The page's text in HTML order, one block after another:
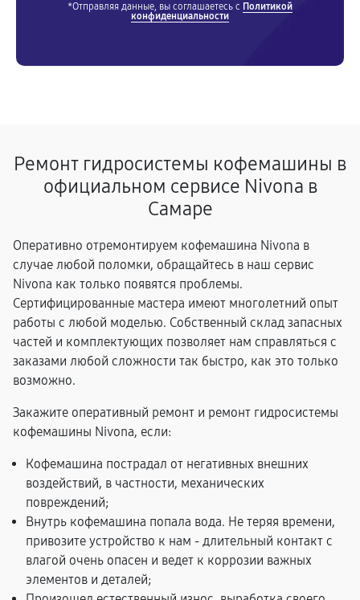
*Отправляя данные, вы соглашаетесь с Политикой
конфиденциальности
Ремонт гидросистемы кофемашины в
официальном сервисе Nivona в
Самаре
Оперативно отремонтируем кофемашина Nivona в
случае любой поломки, обращайтесь в наш сервис
Nivona как только появятся проблемы.
Сертифицированные мастера имеют многолетний опыт
работы с любой моделью. Собственный склад запасных
частей и комплектующих позволяет нам справляться с
заказами любой сложности так быстро, как это только
возможно.
Закажите оперативный ремонт и ремонт гидросистемы
кофемашины Nivona, если:
Кофемашина пострадал от негативных внешних
воздействий, в частности, механических
повреждений;
Внутрь кофемашина попала вода. Не теряя времени,
привозите устройство к нам - длительный контакт с
влагой очень опасен и ведет к коррозии важных
элементов и деталей;